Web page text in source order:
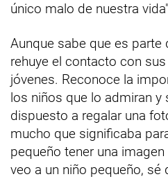
único malo de nuestra
Aunque sabe que es parte
rehuye el contacto con
jóvenes. Reconoce la
los niños que lo admiran y
dispuesto a regalar una
mucho que significaba
pequeño tener una
veo a un niño pequeño, sé